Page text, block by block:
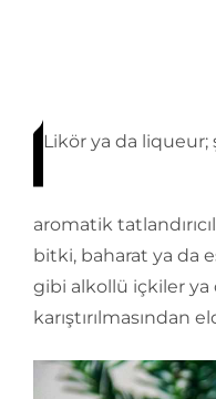
Likör ya da
aromatik
bitki, baharat ya da
gibi alkollü içkiler ya
karıştırılmasından